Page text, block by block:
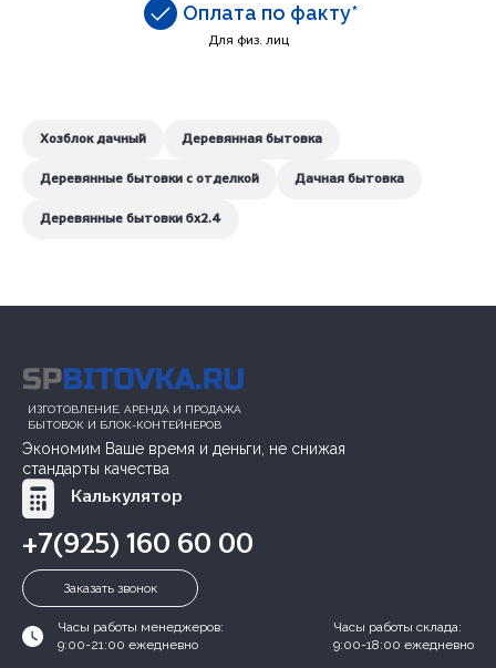
Оплата по факту*
Для физ. лиц
Хозблок дачный Деревянная бытовка
Деревянные бытовки с отделкой Дачная бытовка
Деревянные бытовки 6x2.4
ИЗГОТОВЛЕНИЕ, АРЕНДА И ПРОДАЖА
БЫТОВОК И БЛОК-КОНТЕЙНЕРОВ
Экономим Ваше время и деньги, не снижая
стандарты качества
Калькулятор
+7(925) 160 60 00
Заказать звонок
Часы работы менеджеров:
9:00-21:00 ежедневно
Часы работы склада:
9:00-18:00 ежедневно